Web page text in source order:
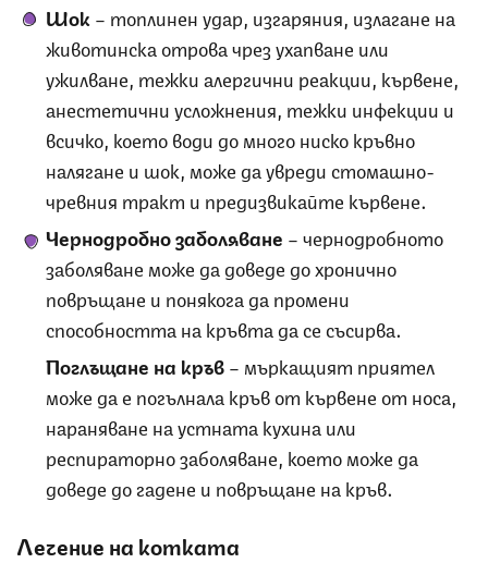
Шок – топлинен удар, изгаряния, излагане на
животинска отрова чрез ухапване или
ужилване, тежки алергични реакции, кървене,
анестетични усложнения, тежки инфекции и
всичко, което води до много ниско кръвно
налягане и шок, може да увреди стомашно-
чревния тракт и предизвикайте кървене.
Чернодробно заболяване – чернодробното
заболяване може да доведе до хронично
повръщане и понякога да промени
способността на кръвта да се съсирва.
Поглъщане на кръв– мъркащият приятел
може да е погълнала кръв от кървене от носа,
нараняване на устната кухина или
респираторно заболяване, което може да
доведе до гадене и повръщане на кръв.
Лечение на котката